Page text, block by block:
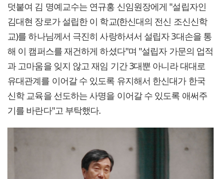
덧붙여 김 명예교수는 연규홍 신임원장에게 "설립자인
김대현 장로가 설립한 이 학교(한신대의 전신 조신신학
교)를 하나님께서 극진히 사랑하셔서 설립자 3대손을 통
해 이 캠퍼스를 재건하게 하셨다"며 "설립자 가문의 업적
과 고마움을 잊지 않고 재임 기간 3대뿐 아니라 대대로
유대관계를 이어갈 수 있도록 유지해서 한신대가 한국
신학 교육을 선도하는 사명을 이어갈 수 있도록 애써주
기를 바란다"고 부탁했다.